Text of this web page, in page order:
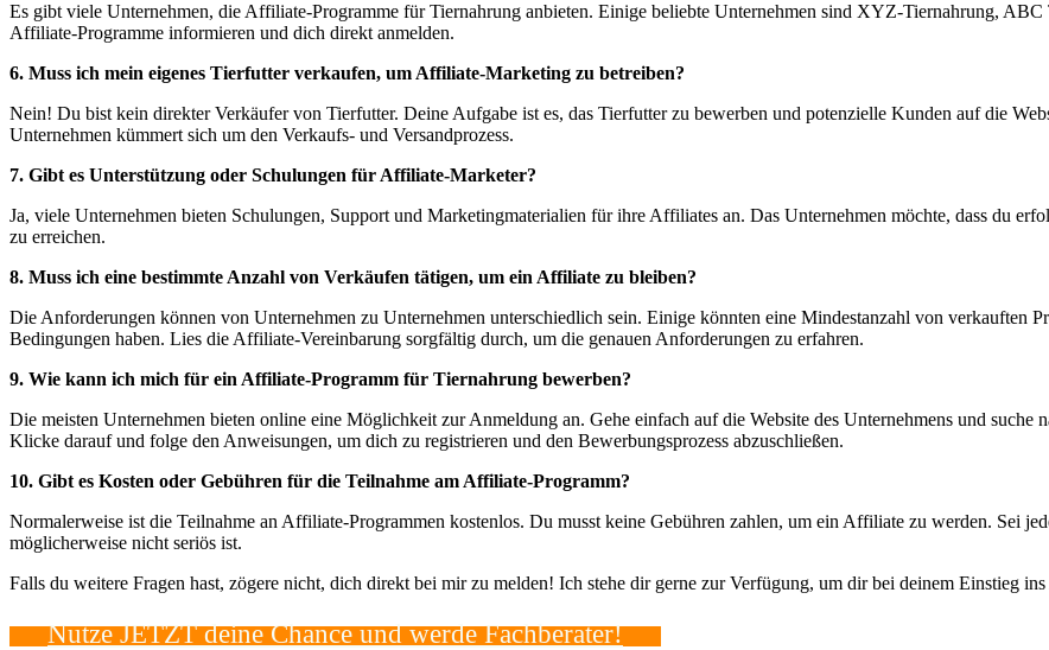
Es gibt viele Unternehmen, die Affiliate-Programme für Tiernahrung anbieten. Einige beliebte Unternehmen sind XYZ-Tiernahrung,
Affiliate-Programme informieren und dich direkt anmelden.
6. Muss ich mein eigenes Tierfutter verkaufen, um Affiliate-Marketing zu betreiben?
Nein! Du bist kein direkter Verkäufer von Tierfutter. Deine Aufgabe ist es, das Tierfutter zu bewerben und potenzielle Kunden auf die
Unternehmen kümmert sich um den Verkaufs- und Versandprozess.
7. Gibt es Unterstützung oder Schulungen für Affiliate-Marketer?
Ja, viele Unternehmen bieten Schulungen, Support und Marketingmaterialien für ihre Affiliates an. Das Unternehmen möchte, dass du
zu erreichen.
8. Muss ich eine bestimmte Anzahl von Verkäufen tätigen, um ein Affiliate zu bleiben?
Die Anforderungen können von Unternehmen zu Unternehmen unterschiedlich sein. Einige könnten eine Mindestanzahl von verkauften
Bedingungen haben. Lies die Affiliate-Vereinbarung sorgfältig durch, um die genauen Anforderungen zu erfahren.
9. Wie kann ich mich für ein Affiliate-Programm für Tiernahrung bewerben?
Die meisten Unternehmen bieten online eine Möglichkeit zur Anmeldung an. Gehe einfach auf die Website des Unternehmens und
Klicke darauf und folge den Anweisungen, um dich zu registrieren und den Bewerbungsprozess abzuschließen.
10. Gibt es Kosten oder Gebühren für die Teilnahme am Affiliate-Programm?
Normalerweise ist die Teilnahme an Affiliate-Programmen kostenlos. Du musst keine Gebühren zahlen, um ein Affiliate zu werden. Sei
möglicherweise nicht seriös ist.
Falls du weitere Fragen hast, zögere nicht, dich direkt bei mir zu melden! Ich stehe dir gerne zur Verfügung, um dir bei deinem Einstieg
Nutze JETZT deine Chance und‍ werde Fachberater!